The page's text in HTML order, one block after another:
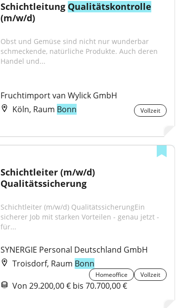
Schichtleitung Qualitätskontrolle
(m/w/d)
Obst und Gemüse sind nicht nur wunderbar
schmeckende, natürliche Produkte. Auch deren
Handel und...
Fruchtimport van Wylick GmbH
Köln, Raum Bonn Vollzeit
Schichtleiter (m/w/d)
Qualitätssicherung
Schichtleiter (m/w/d) QualitätssicherungEin
sicherer Job mit starken Vorteilen - genau jetzt -
für...
SYNERGIE Personal Deutschland GmbH
Troisdorf, Raum Bonn
Homeoffice Vollzeit
Von 29.200,00 € bis 70.700,00 €